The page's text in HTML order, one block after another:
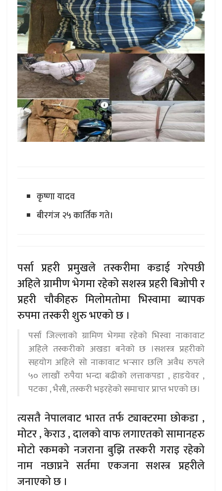
कृष्णा यादव
बीरगंज २५ कार्तिक गते।
पर्सा प्रहरी प्रमुखले तस्करीमा कडाई गरेपछी
अहिले ग्रामीण भेगमा रहेको सशस्त्र प्रहरी बिओपी र
प्रहरी चौकीहरु मिलोमतोमा भिस्वामा ब्यापक
रुपमा तस्करी शुरु भएको छ ।
पर्सा जिल्लाको ग्रामिण भेगमा रहेको भिस्वा नाकावाट
अहिले तस्करीको अखडा बनेको छ ।सशस्त्र प्रहरीको
सहयोग अहिले सो नाकावाट भन्सार छलि अवैध रुपले
५० लाखौं रुपैया भन्दा बढीको लत्ताकपडा , हाडयेवर ,
पटका , भैसी, तस्करी भइरहेको समाचार प्राप्त भएको छ।
त्यसतै नेपालवाट भारत तर्फ ट्याक्टरमा छोकडा ,
मोटर , केराउ , दालको वाफ लगाएतको सामानहरु
मोटो रकमको नजराना बुझि तस्करी गराइ रहेको
नाम नछाप्नने सर्तमा एकजना सशस्त्र प्रहरीले
जनाएको छ ।